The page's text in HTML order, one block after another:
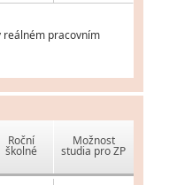
reálném pracovním
Roční
školné
Možnost
studia pro ZP